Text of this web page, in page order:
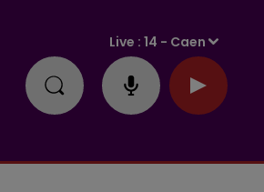
Live :14 - Caen